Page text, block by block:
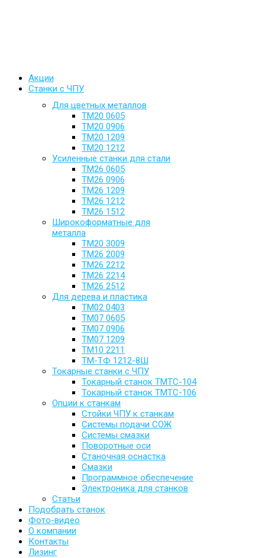
Акции
Станки с ЧПУ
Для цветных металлов
ТМ20 0605
ТМ20 0906
ТМ20 1209
ТМ20 1212
Усиленные станки для стали
ТМ26 0605
ТМ26 0906
ТМ26 1209
ТМ26 1212
ТМ26 1512
Широкоформатные для
металла
ТМ20 3009
ТМ26 2009
ТМ26 2212
ТМ26 2214
ТМ26 2512
Для дерева и пластика
ТМ02 0403
ТМ07 0605
ТМ07 0906
ТМ07 1209
ТМ10 2211
ТМ-ТФ 1212-8Ш
Токарные станки с ЧПУ
Токарный станок TMTC-104
Токарный станок TMTC-106
Опции к станкам
Стойки ЧПУ к станкам
Системы подачи СОЖ
Системы смазки
Поворотные оси
Станочная оснастка
Смазки
Программное обеспечение
Электроника для станков
Статьи
Подобрать станок
Фото-видео
О компании
Контакты
Лизинг